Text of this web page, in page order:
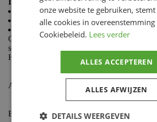
carrying case
1/4" and 3/8" socket driver
10 mm & 12 mm 1/4" drive sockets
Can be enhanced by adding your own 1/4" or
socket attachments
Hard nickel pewter finish
Aanvullende informatie
Beoordelingen (0)
onze website te gebruiken,
alle cookies in
Cookiebeleid. Lees verder
ALLES ACCEPTEREN
ALLES AFWIJZEN
DETAILS WEERGEVEN